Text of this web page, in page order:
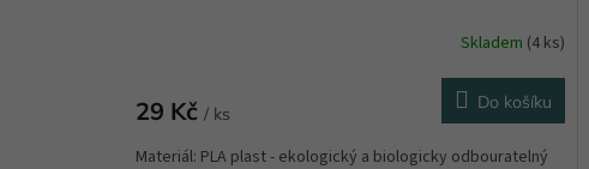
Skladem (4 ks)
29 Kč / ks
Do košíku
Materiál: PLA plast - ekologický a biologicky odbouratelný